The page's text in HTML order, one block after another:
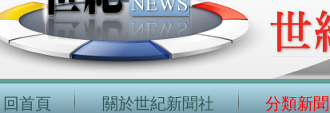
回首頁 關於世紀新聞社 分類新聞